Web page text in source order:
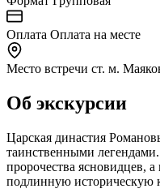
Оплата Оплата на месте
Место встречи ст. м.
Об экскурсии
Царская династия
таинственными
пророчества ясновидцев,
подлинную историческую